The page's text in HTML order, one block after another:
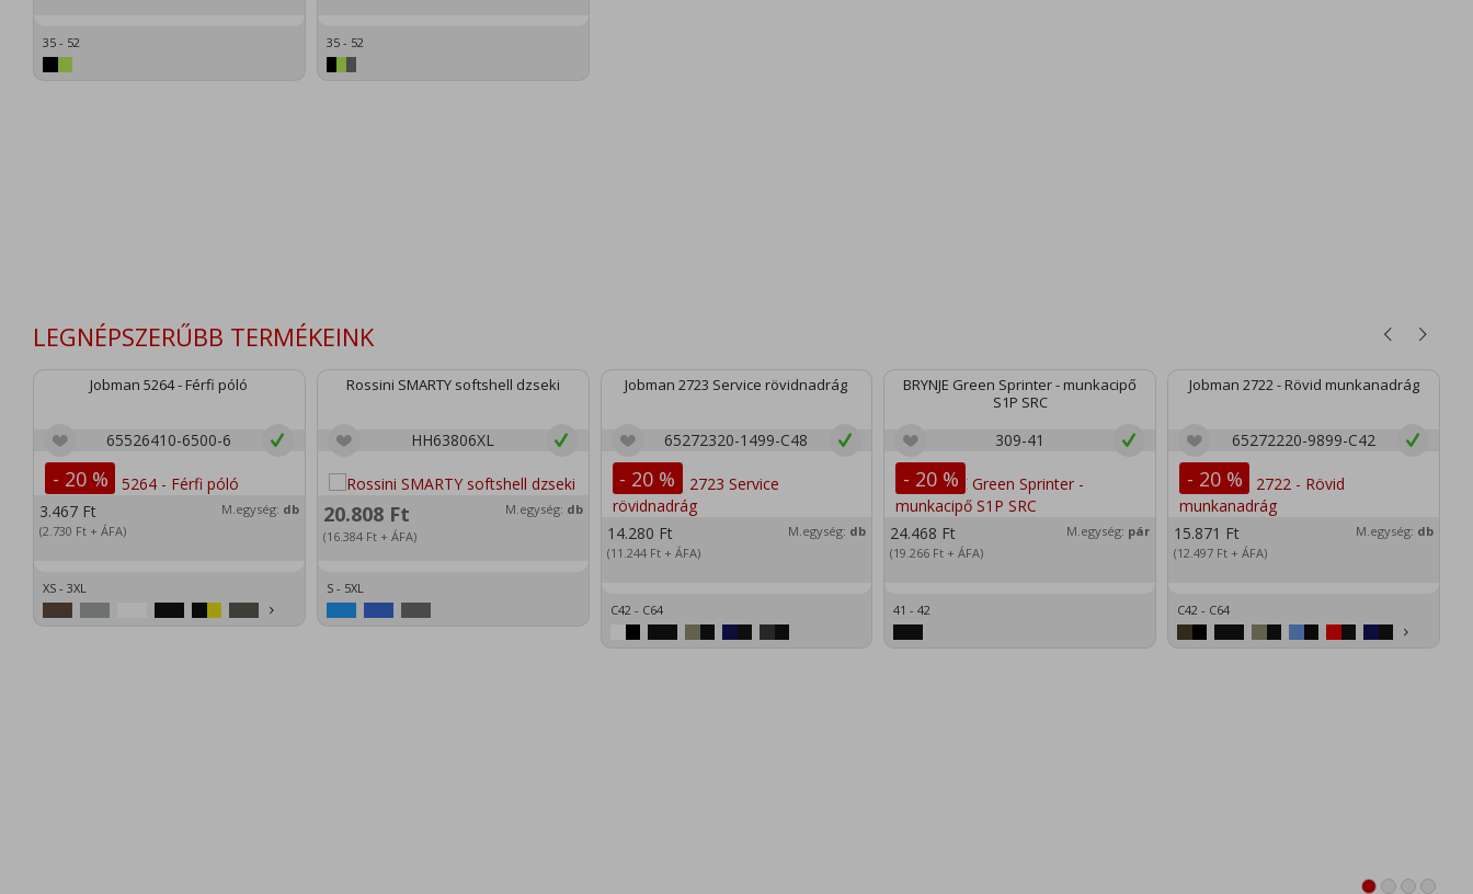
35 - 52 35 - 52
LEGNÉPSZERŰBB TERMÉKEINK
Jobman 5264 - Férfi póló
65526410-6500-6
- 20 %
3.467 Ft
(2.730 Ft + ÁFA)
M.egység: db
XS - 3XL
Rossini SMARTY softshell dzseki
HH63806XL
20.808 Ft
(16.384 Ft+ ÁFA)
M.egység: db
S - 5XL
Jobman 2723 Service rövidnadrág
65272320-1499-C48
- 20 %
14.280 Ft
(11.244 Ft+ ÁFA)
M.egység: db
C42 - C64
BRYNJE Green Sprinter - munkacipő
S1P SRC
309-41
- 20 %
24.468 Ft
(19.266 Ft + ÁFA)
M.egység: pár
41 - 42
Jobman 2722 - Rövid munkanadrág
65272220-9899-C42
- 20 %
15.871 Ft
(12.497 Ft + ÁFA)
M.egység: db
C42 - C64